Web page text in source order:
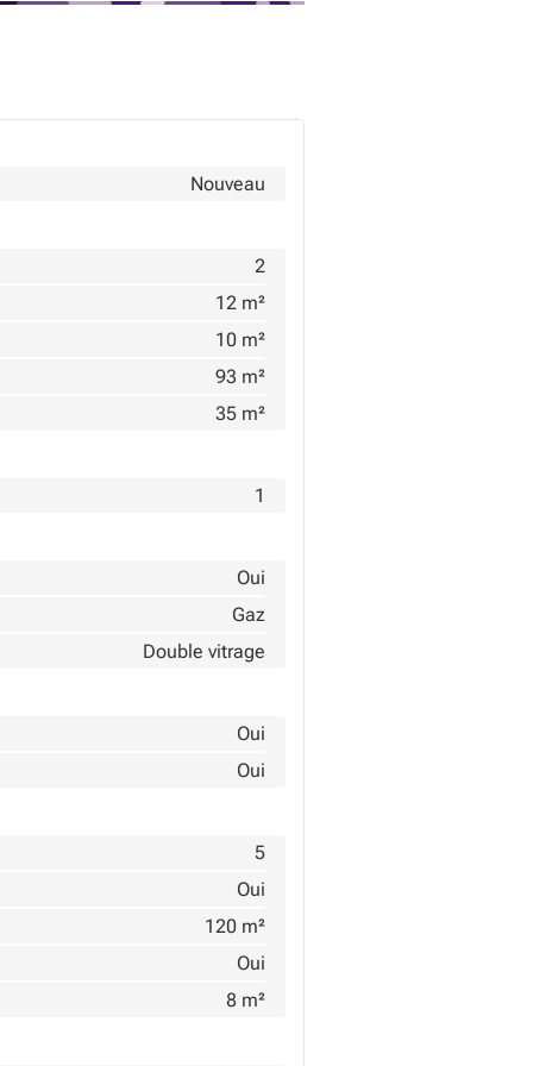
Nouveau
2
12 m²
10 m²
93 m²
35 m²
1
Oui
Gaz
Double vitrage
Oui
Oui
5
Oui
120 m²
Oui
8 m²